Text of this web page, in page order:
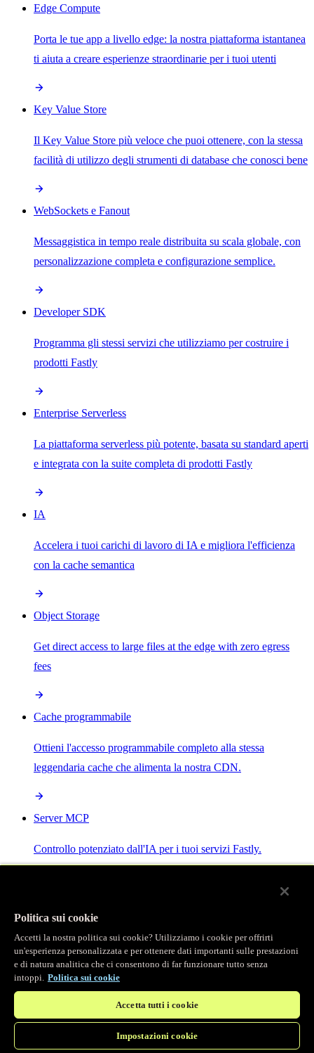
Edge Compute
Porta le tue app a livello edge: la nostra piattaforma istantanea
ti aiuta a creare esperienze straordinarie per i tuoi utenti
Key Value Store
Il Key Value Store più veloce che puoi ottenere, con la stessa
facilità di utilizzo degli strumenti di database che conosci bene
WebSockets e Fanout
Messaggistica in tempo reale distribuita su scala globale, con
personalizzazione completa e configurazione semplice.
Developer SDK
Programma gli stessi servizi che utilizziamo per costruire i
prodotti Fastly
Enterprise Serverless
La piattaforma serverless più potente, basata su standard aperti
e integrata con la suite completa di prodotti Fastly
IA
Accelera i tuoi carichi di lavoro di IA e migliora l'efficienza
con la cache semantica
Object Storage
Get direct access to large files at the edge with zero egress
fees
Cache programmabile
Ottieni l'accesso programmabile completo alla stessa
leggendaria cache che alimenta la nostra CDN.
Server MCP
Controllo potenziato dall'IA per i tuoi servizi Fastly.
Main menu
/ Prodotti
Osservabilità
Logging in tempo reale
Politica sui cookie
Accetti la nostra politica sui cookie? Utilizziamo i cookie per offrirti
un'esperienza personalizzata e per ottenere dati importanti sulle prestazioni
e di natura analitica che ci consentono di far funzionare tutto senza
intoppi. Politica sui cookie
Accetta tutti i cookie
Impostazioni cookie